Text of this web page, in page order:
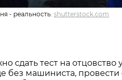
- реальность. shutterstock.com
сдать тест на отцовство
без машиниста,